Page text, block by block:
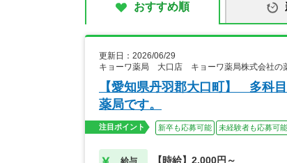
おすすめ順
更新日：2026/06/29
キョーワ薬局 大口店 キョーワ薬局株式会社の
【愛知県丹羽郡大口町】 多科
薬局です。
注目ポイント 新卒も応募可能 未経験者も応募可能
給与 【時給】2,000円～